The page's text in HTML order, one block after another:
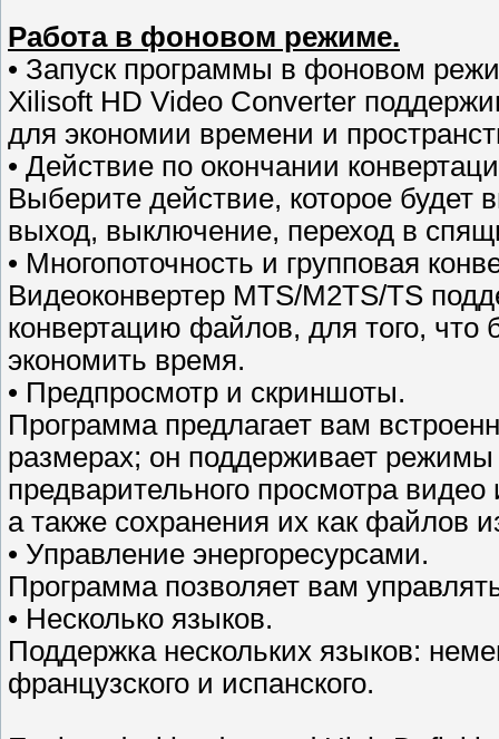
Работа в фоновом режиме.
• Запуск программы в фоновом
Xilisoft HD Video Converter
для экономии времени и
• Действие по окончании
Выберите действие, которое будет
выход, выключение, переход в
• Многопоточность и групповая
Видеоконвертер MTS/M2TS/TS
конвертацию файлов, для того,
экономить время.
• Предпросмотр и скриншоты.
Программа предлагает вам
размерах; он поддерживает
предварительного просмотра
а также сохранения их как файлов
• Управление энергоресурсами.
Программа позволяет вам
• Несколько языков.
Поддержка нескольких языков:
французского и испанского.